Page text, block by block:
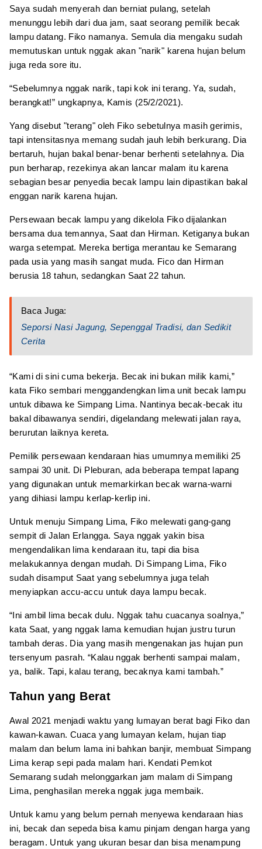
Saya sudah menyerah dan berniat pulang, setelah
menunggu lebih dari dua jam, saat seorang pemilik becak
lampu datang. Fiko namanya. Semula dia mengaku sudah
memutuskan untuk nggak akan "narik" karena hujan belum
juga reda sore itu.
“Sebelumnya nggak narik, tapi kok ini terang. Ya, sudah,
berangkat!” ungkapnya, Kamis (25/2/2021).
Yang disebut "terang" oleh Fiko sebetulnya masih gerimis,
tapi intensitasnya memang sudah jauh lebih berkurang. Dia
bertaruh, hujan bakal benar-benar berhenti setelahnya. Dia
pun berharap, rezekinya akan lancar malam itu karena
sebagian besar penyedia becak lampu lain dipastikan bakal
enggan narik karena hujan.
Persewaan becak lampu yang dikelola Fiko dijalankan
bersama dua temannya, Saat dan Hirman. Ketiganya bukan
warga setempat. Mereka bertiga merantau ke Semarang
pada usia yang masih sangat muda. Fico dan Hirman
berusia 18 tahun, sedangkan Saat 22 tahun.
Baca Juga:
Seporsi Nasi Jagung, Sepenggal Tradisi, dan Sedikit
Cerita
“Kami di sini cuma bekerja. Becak ini bukan milik kami,”
kata Fiko sembari menggandengkan lima unit becak lampu
untuk dibawa ke Simpang Lima. Nantinya becak-becak itu
bakal dibawanya sendiri, digelandang melewati jalan raya,
berurutan laiknya kereta.
Pemilik persewaan kendaraan hias umumnya memiliki 25
sampai 30 unit. Di Pleburan, ada beberapa tempat lapang
yang digunakan untuk memarkirkan becak warna-warni
yang dihiasi lampu kerlap-kerlip ini.
Untuk menuju Simpang Lima, Fiko melewati gang-gang
sempit di Jalan Erlangga. Saya nggak yakin bisa
mengendalikan lima kendaraan itu, tapi dia bisa
melakukannya dengan mudah. Di Simpang Lima, Fiko
sudah disamput Saat yang sebelumnya juga telah
menyiapkan accu-accu untuk daya lampu becak.
“Ini ambil lima becak dulu. Nggak tahu cuacanya soalnya,”
kata Saat, yang nggak lama kemudian hujan justru turun
tambah deras. Dia yang masih mengenakan jas hujan pun
tersenyum pasrah. “Kalau nggak berhenti sampai malam,
ya, balik. Tapi, kalau terang, becaknya kami tambah.”
Tahun yang Berat
Awal 2021 menjadi waktu yang lumayan berat bagi Fiko dan
kawan-kawan. Cuaca yang lumayan kelam, hujan tiap
malam dan belum lama ini bahkan banjir, membuat Simpang
Lima kerap sepi pada malam hari. Kendati Pemkot
Semarang sudah melonggarkan jam malam di Simpang
Lima, penghasilan mereka nggak juga membaik.
Untuk kamu yang belum pernah menyewa kendaraan hias
ini, becak dan sepeda bisa kamu pinjam dengan harga yang
beragam. Untuk yang ukuran besar dan bisa menampung